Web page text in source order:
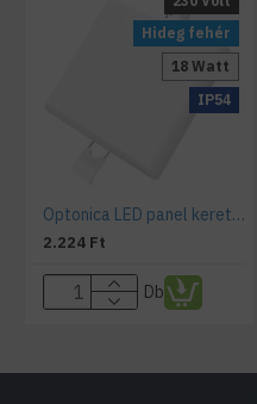
Hideg fehér
18 Watt
IP54
Optonica LED panel keret nélküli négyzet 18W, 6000K
2.224 Ft
Db